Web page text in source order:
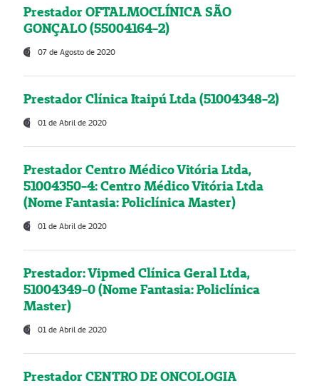
Prestador OFTALMOCLÍNICA SÃO
GONÇALO (55004164-2)
07 de Agosto de 2020
Prestador Clínica Itaipú Ltda (51004348-2)
01 de Abril de 2020
Prestador Centro Médico Vitória Ltda,
51004350-4: Centro Médico Vitória Ltda
(Nome Fantasia: Policlínica Master)
01 de Abril de 2020
Prestador: Vipmed Clínica Geral Ltda,
51004349-0 (Nome Fantasia: Policlínica
Master)
01 de Abril de 2020
Prestador CENTRO DE ONCOLOGIA